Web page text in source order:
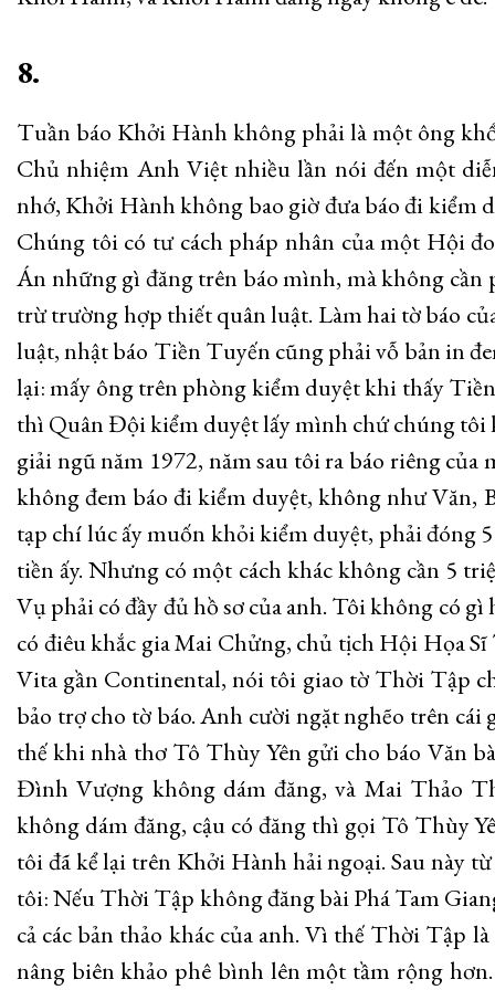
8.
Tuần báo Khởi Hành không phải là một ông
Chủ nhiệm Anh Việt nhiều lần nói đến một
nhớ, Khởi Hành không bao giờ đưa báo đi kiểm
Chúng tôi có tư cách pháp nhân của một Hội
Án những gì đăng trên báo mình, mà không
trừ trường hợp thiết quân luật. Làm hai tờ báo
luật, nhật báo Tiền Tuyến cũng phải vỗ bản in
lại: mấy ông trên phòng kiểm duyệt khi thấy
thì Quân Đội kiểm duyệt lấy mình chứ chúng
giải ngũ năm 1972, năm sau tôi ra báo riêng
không đem báo đi kiểm duyệt, không như Văn,
tạp chí lúc ấy muốn khỏi kiểm duyệt, phải đóng
tiền ấy. Nhưng có một cách khác không cần 5
Vụ phải có đầy đủ hồ sơ của anh. Tôi không có
có điêu khắc gia Mai Chửng, chủ tịch Hội Họa
Vita gần Continental, nói tôi giao tờ Thời Tập
bảo trợ cho tờ báo. Anh cười ngặt nghẽo trên
thế khi nhà thơ Tô Thùy Yên gửi cho báo Văn
Đình Vượng không dám đăng, và Mai Thảo
không dám đăng, cậu có đăng thì gọi Tô Thùy
tôi đã kể lại trên Khởi Hành hải ngoại. Sau này
tôi: Nếu Thời Tập không đăng bài Phá Tam
cả các bản thảo khác của anh. Vì thế Thời Tập
nâng biên khảo phê bình lên một tầm rộng